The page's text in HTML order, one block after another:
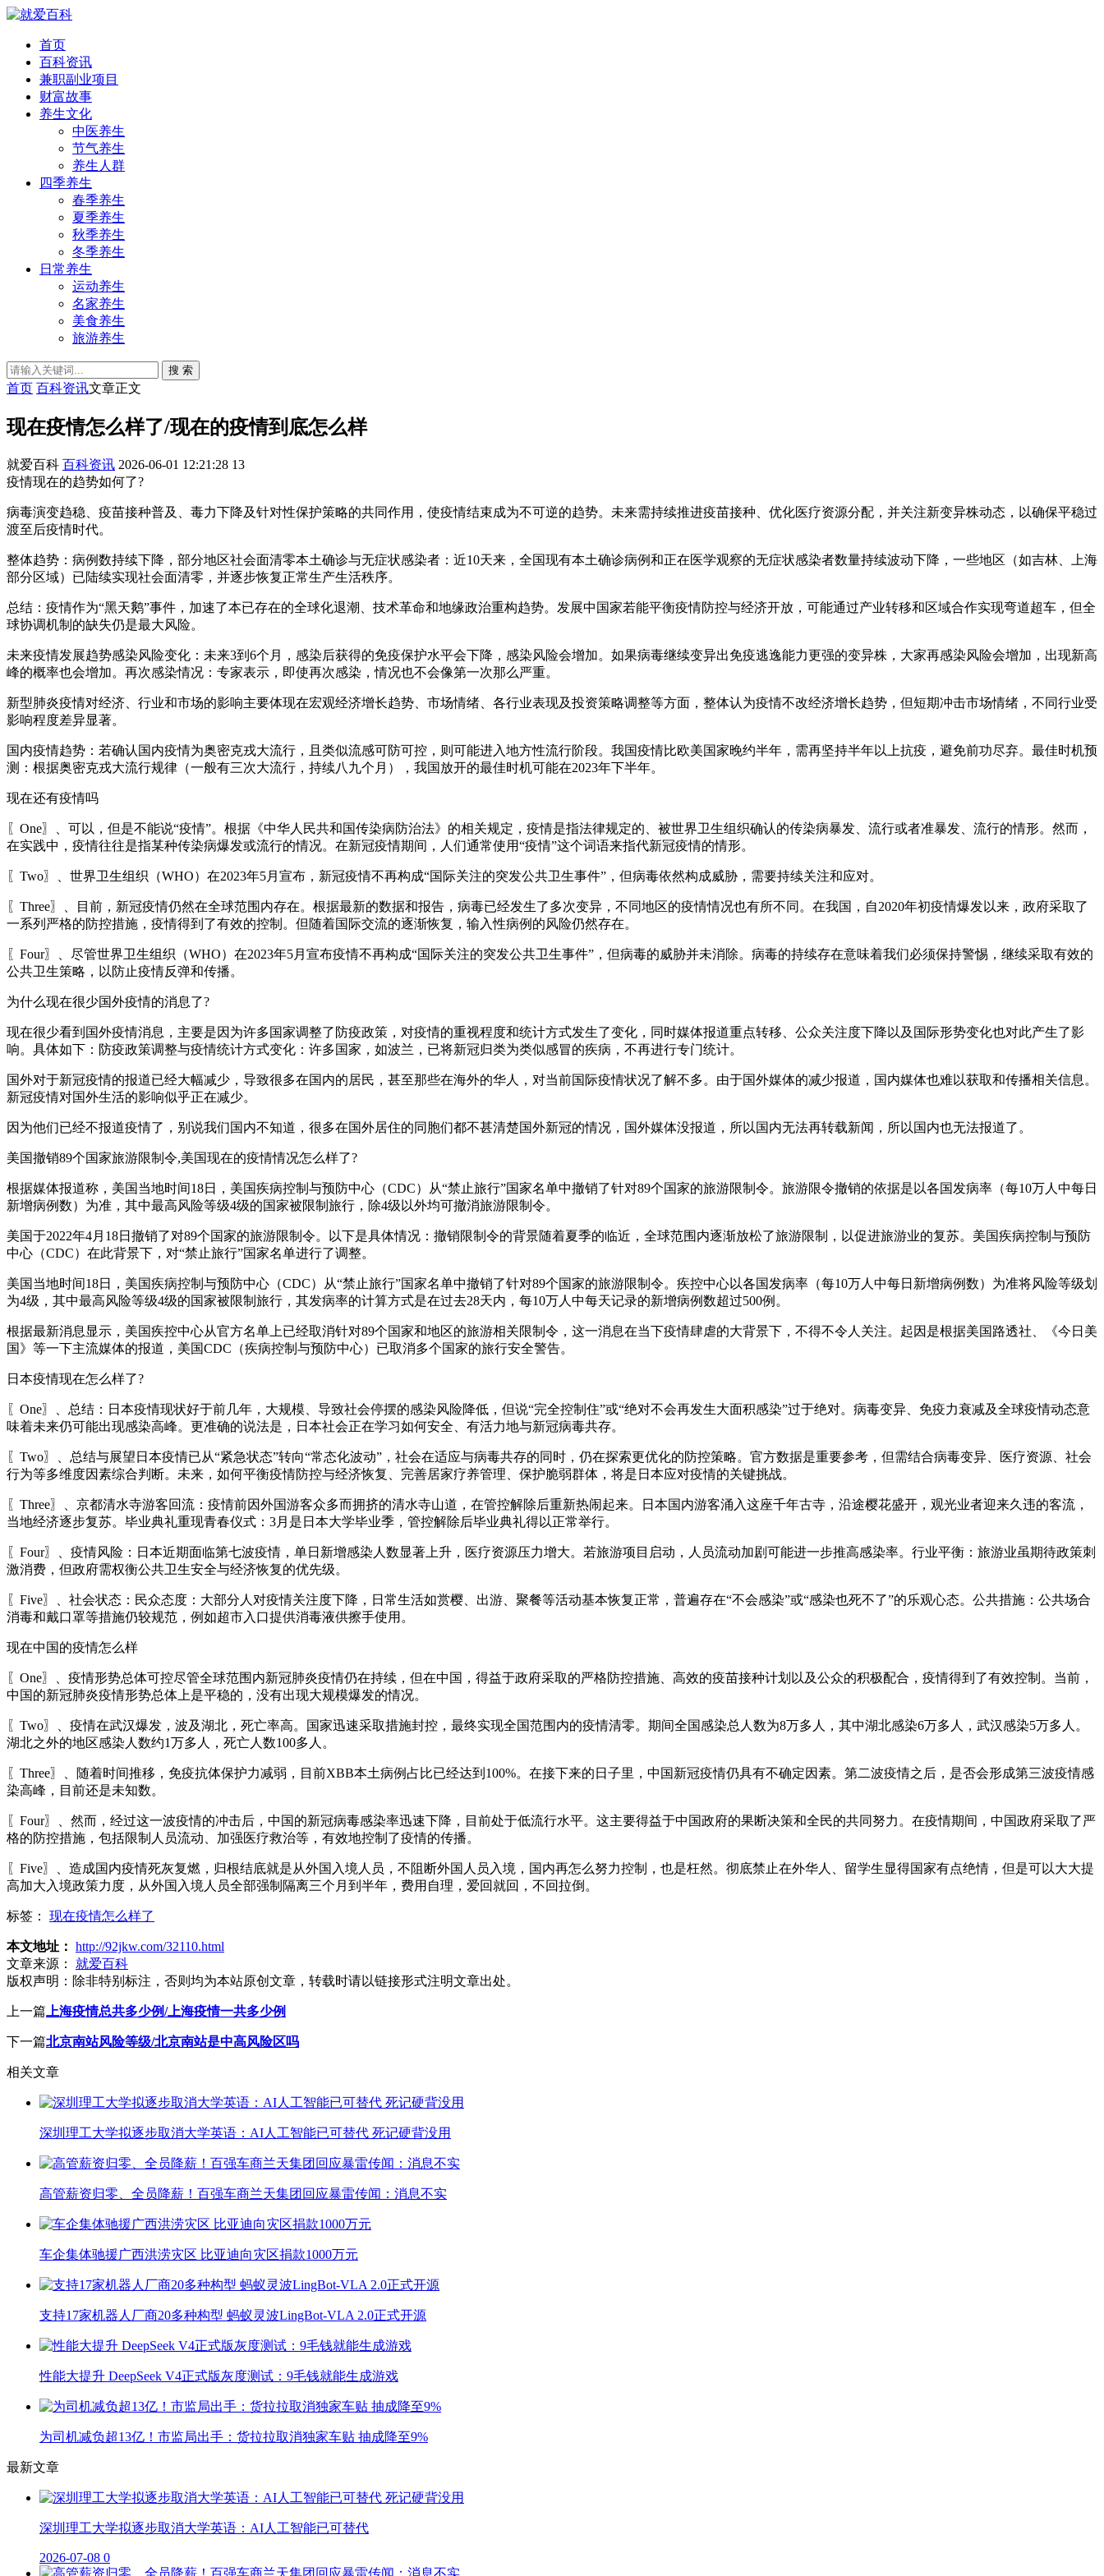
首页
百科资讯
兼职副业项目
财富故事
养生文化
中医养生
节气养生
养生人群
四季养生
春季养生
夏季养生
秋季养生
冬季养生
日常养生
运动养生
名家养生
美食养生
旅游养生
搜 索
首页 百科资讯文章正文
现在疫情怎么样了/现在的疫情到底怎么样
就爱百科 百科资讯 2026-06-01 12:21:28 13
疫情现在的趋势如何了?
病毒演变趋稳、疫苗接种普及、毒力下降及针对性保护策略的共同作用，使疫情结束成为不可逆的趋势。未来需持续推进疫苗接种、优化医疗资源分配，并关注新变异株动态，以确保平稳过
渡至后疫情时代。
整体趋势：病例数持续下降，部分地区社会面清零本土确诊与无症状感染者：近10天来，全国现有本土确诊病例和正在医学观察的无症状感染者数量持续波动下降，一些地区（如吉林、上海
部分区域）已陆续实现社会面清零，并逐步恢复正常生产生活秩序。
总结：疫情作为“黑天鹅”事件，加速了本已存在的全球化退潮、技术革命和地缘政治重构趋势。发展中国家若能平衡疫情防控与经济开放，可能通过产业转移和区域合作实现弯道超车，但全
球协调机制的缺失仍是最大风险。
未来疫情发展趋势感染风险变化：未来3到6个月，感染后获得的免疫保护水平会下降，感染风险会增加。如果病毒继续变异出免疫逃逸能力更强的变异株，大家再感染风险会增加，出现新高
峰的概率也会增加。再次感染情况：专家表示，即使再次感染，情况也不会像第一次那么严重。
新型肺炎疫情对经济、行业和市场的影响主要体现在宏观经济增长趋势、市场情绪、各行业表现及投资策略调整等方面，整体认为疫情不改经济增长趋势，但短期冲击市场情绪，不同行业受
影响程度差异显著。
国内疫情趋势：若确认国内疫情为奥密克戎大流行，且类似流感可防可控，则可能进入地方性流行阶段。我国疫情比欧美国家晚约半年，需再坚持半年以上抗疫，避免前功尽弃。最佳时机预
测：根据奥密克戎大流行规律（一般有三次大流行，持续八九个月），我国放开的最佳时机可能在2023年下半年。
现在还有疫情吗
〖One〗、可以，但是不能说“疫情”。根据《中华人民共和国传染病防治法》的相关规定，疫情是指法律规定的、被世界卫生组织确认的传染病暴发、流行或者准暴发、流行的情形。然而，
在实践中，疫情往往是指某种传染病爆发或流行的情况。在新冠疫情期间，人们通常使用“疫情”这个词语来指代新冠疫情的情形。
〖Two〗、世界卫生组织（WHO）在2023年5月宣布，新冠疫情不再构成“国际关注的突发公共卫生事件”，但病毒依然构成威胁，需要持续关注和应对。
〖Three〗、目前，新冠疫情仍然在全球范围内存在。根据最新的数据和报告，病毒已经发生了多次变异，不同地区的疫情情况也有所不同。在我国，自2020年初疫情爆发以来，政府采取了
一系列严格的防控措施，疫情得到了有效的控制。但随着国际交流的逐渐恢复，输入性病例的风险仍然存在。
〖Four〗、尽管世界卫生组织（WHO）在2023年5月宣布疫情不再构成“国际关注的突发公共卫生事件”，但病毒的威胁并未消除。病毒的持续存在意味着我们必须保持警惕，继续采取有效的
公共卫生策略，以防止疫情反弹和传播。
为什么现在很少国外疫情的消息了?
现在很少看到国外疫情消息，主要是因为许多国家调整了防疫政策，对疫情的重视程度和统计方式发生了变化，同时媒体报道重点转移、公众关注度下降以及国际形势变化也对此产生了影
响。具体如下：防疫政策调整与疫情统计方式变化：许多国家，如波兰，已将新冠归类为类似感冒的疾病，不再进行专门统计。
国外对于新冠疫情的报道已经大幅减少，导致很多在国内的居民，甚至那些在海外的华人，对当前国际疫情状况了解不多。由于国外媒体的减少报道，国内媒体也难以获取和传播相关信息。
新冠疫情对国外生活的影响似乎正在减少。
因为他们已经不报道疫情了，别说我们国内不知道，很多在国外居住的同胞们都不甚清楚国外新冠的情况，国外媒体没报道，所以国内无法再转载新闻，所以国内也无法报道了。
美国撤销89个国家旅游限制令,美国现在的疫情情况怎么样了?
根据媒体报道称，美国当地时间18日，美国疾病控制与预防中心（CDC）从“禁止旅行”国家名单中撤销了针对89个国家的旅游限制令。旅游限令撤销的依据是以各国发病率（每10万人中每日
新增病例数）为准，其中最高风险等级4级的国家被限制旅行，除4级以外均可撤消旅游限制令。
美国于2022年4月18日撤销了对89个国家的旅游限制令。以下是具体情况：撤销限制令的背景随着夏季的临近，全球范围内逐渐放松了旅游限制，以促进旅游业的复苏。美国疾病控制与预防
中心（CDC）在此背景下，对“禁止旅行”国家名单进行了调整。
美国当地时间18日，美国疾病控制与预防中心（CDC）从“禁止旅行”国家名单中撤销了针对89个国家的旅游限制令。疾控中心以各国发病率（每10万人中每日新增病例数）为准将风险等级划
为4级，其中最高风险等级4级的国家被限制旅行，其发病率的计算方式是在过去28天内，每10万人中每天记录的新增病例数超过500例。
根据最新消息显示，美国疾控中心从官方名单上已经取消针对89个国家和地区的旅游相关限制令，这一消息在当下疫情肆虐的大背景下，不得不令人关注。起因是根据美国路透社、《今日美
国》等一下主流媒体的报道，美国CDC（疾病控制与预防中心）已取消多个国家的旅行安全警告。
日本疫情现在怎么样了?
〖One〗、总结：日本疫情现状好于前几年，大规模、导致社会停摆的感染风险降低，但说“完全控制住”或“绝对不会再发生大面积感染”过于绝对。病毒变异、免疫力衰减及全球疫情动态意
味着未来仍可能出现感染高峰。更准确的说法是，日本社会正在学习如何安全、有活力地与新冠病毒共存。
〖Two〗、总结与展望日本疫情已从“紧急状态”转向“常态化波动”，社会在适应与病毒共存的同时，仍在探索更优化的防控策略。官方数据是重要参考，但需结合病毒变异、医疗资源、社会
行为等多维度因素综合判断。未来，如何平衡疫情防控与经济恢复、完善居家疗养管理、保护脆弱群体，将是日本应对疫情的关键挑战。
〖Three〗、京都清水寺游客回流：疫情前因外国游客众多而拥挤的清水寺山道，在管控解除后重新热闹起来。日本国内游客涌入这座千年古寺，沿途樱花盛开，观光业者迎来久违的客流，
当地经济逐步复苏。毕业典礼重现青春仪式：3月是日本大学毕业季，管控解除后毕业典礼得以正常举行。
〖Four〗、疫情风险：日本近期面临第七波疫情，单日新增感染人数显著上升，医疗资源压力增大。若旅游项目启动，人员流动加剧可能进一步推高感染率。行业平衡：旅游业虽期待政策刺
激消费，但政府需权衡公共卫生安全与经济恢复的优先级。
〖Five〗、社会状态：民众态度：大部分人对疫情关注度下降，日常生活如赏樱、出游、聚餐等活动基本恢复正常，普遍存在“不会感染”或“感染也死不了”的乐观心态。公共措施：公共场合
消毒和戴口罩等措施仍较规范，例如超市入口提供消毒液供擦手使用。
现在中国的疫情怎么样
〖One〗、疫情形势总体可控尽管全球范围内新冠肺炎疫情仍在持续，但在中国，得益于政府采取的严格防控措施、高效的疫苗接种计划以及公众的积极配合，疫情得到了有效控制。当前，
中国的新冠肺炎疫情形势总体上是平稳的，没有出现大规模爆发的情况。
〖Two〗、疫情在武汉爆发，波及湖北，死亡率高。国家迅速采取措施封控，最终实现全国范围内的疫情清零。期间全国感染总人数为8万多人，其中湖北感染6万多人，武汉感染5万多人。
湖北之外的地区感染人数约1万多人，死亡人数100多人。
〖Three〗、随着时间推移，免疫抗体保护力减弱，目前XBB本土病例占比已经达到100%。在接下来的日子里，中国新冠疫情仍具有不确定因素。第二波疫情之后，是否会形成第三波疫情感
染高峰，目前还是未知数。
〖Four〗、然而，经过这一波疫情的冲击后，中国的新冠病毒感染率迅速下降，目前处于低流行水平。这主要得益于中国政府的果断决策和全民的共同努力。在疫情期间，中国政府采取了严
格的防控措施，包括限制人员流动、加强医疗救治等，有效地控制了疫情的传播。
〖Five〗、造成国内疫情死灰复燃，归根结底就是从外国入境人员，不阻断外国人员入境，国内再怎么努力控制，也是枉然。彻底禁止在外华人、留学生显得国家有点绝情，但是可以大大提
高加大入境政策力度，从外国入境人员全部强制隔离三个月到半年，费用自理，爱回就回，不回拉倒。
标签： 现在疫情怎么样了
本文地址： http://92jkw.com/32110.html
文章来源：
就爱百科
版权声明： 除非特别标注，否则均为本站原创文章，转载时请以链接形式注明文章出处。
上一篇 上海疫情总共多少例/上海疫情一共多少例
下一篇北京南站风险等级/北京南站是中高风险区吗
相关文章
深圳理工大学拟逐步取消大学英语：AI人工智能已可替代 死记硬背没用
高管薪资归零、全员降薪！百强车商兰天集团回应暴雷传闻：消息不实
车企集体驰援广西洪涝灾区 比亚迪向灾区捐款1000万元
支持17家机器人厂商20多种构型 蚂蚁灵波LingBot-VLA 2.0正式开源
性能大提升 DeepSeek V4正式版灰度测试：9毛钱就能生成游戏
为司机减负超13亿！市监局出手：货拉拉取消独家车贴 抽成降至9%
最新文章
深圳理工大学拟逐步取消大学英语：AI人工智能已可替代
2026-07-08 0